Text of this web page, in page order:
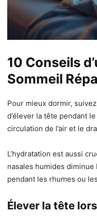
10 Conseils
Sommeil
Pour mieux dormir,
d’élever la tête pendant
circulation de l’air et le
L’hydratation est aussi
nasales humides diminue
pendant les rhumes ou les
Élever la tête